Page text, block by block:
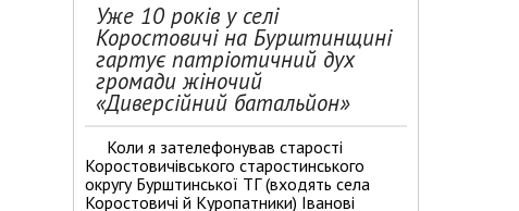
Уже 10 років у селі
Коростовичі на Бурштинщині
гартує патріотичний дух
громади жіночий
«Диверсійний батальйон»
Коли я зателефонував старості
Коростовичівського старостинського
округу Бурштинської ТГ (входять села
Коростовичі й Куропатники) Іванові